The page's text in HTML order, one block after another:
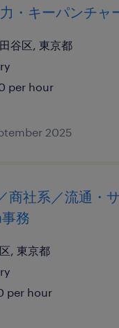
・キーパンチャ
谷区, 東京都
per hour
2025
商社系／流通・
務
, 東京都
per hour